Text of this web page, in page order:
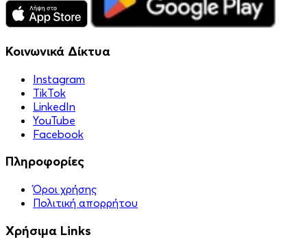
Κοινωνικά Δίκτυα
Instagram
TikTok
LinkedIn
YouTube
Facebook
Πληροφορίες
Όροι χρήσης
Πολιτική απορρήτου
Χρήσιμα Links